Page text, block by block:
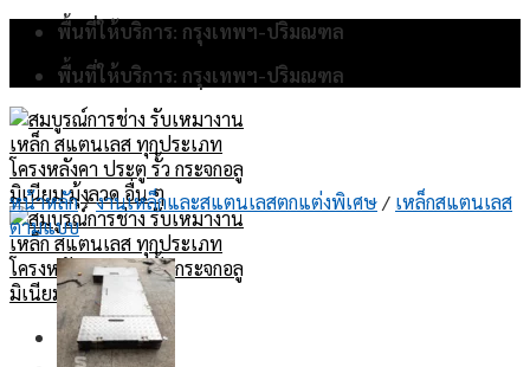
Skip
content
พื้นที่ให้บริการ: กรุงเทพฯ-ปริมณฑล
พื้นที่ให้บริการ: กรุงเทพฯ-ปริมณฑล
หน้าหลัก/งานเหล็กและสแตนเลสตกแต่งพิเศษ/ เหล็กสแตนเลส
ตามแบบ